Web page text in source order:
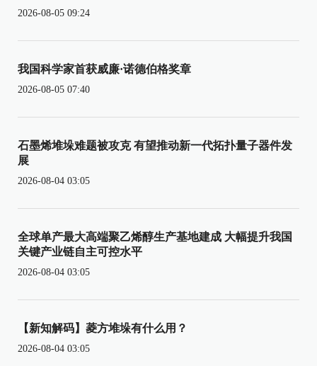
2026-08-05 09:24
我国科学家首获威廉·诺德伯格奖章
2026-08-05 07:40
石墨烯堆垛难题被攻克 有望推动新一代拓扑量子器件发
展
2026-08-04 03:05
全球单产最大高端聚乙烯醇生产基地建成 大幅提升我国
关键产业链自主可控水平
2026-08-04 03:05
【新知解码】菱方堆垛有什么用？
2026-08-04 03:05